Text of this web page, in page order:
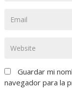
Guardar mi
navegador para la